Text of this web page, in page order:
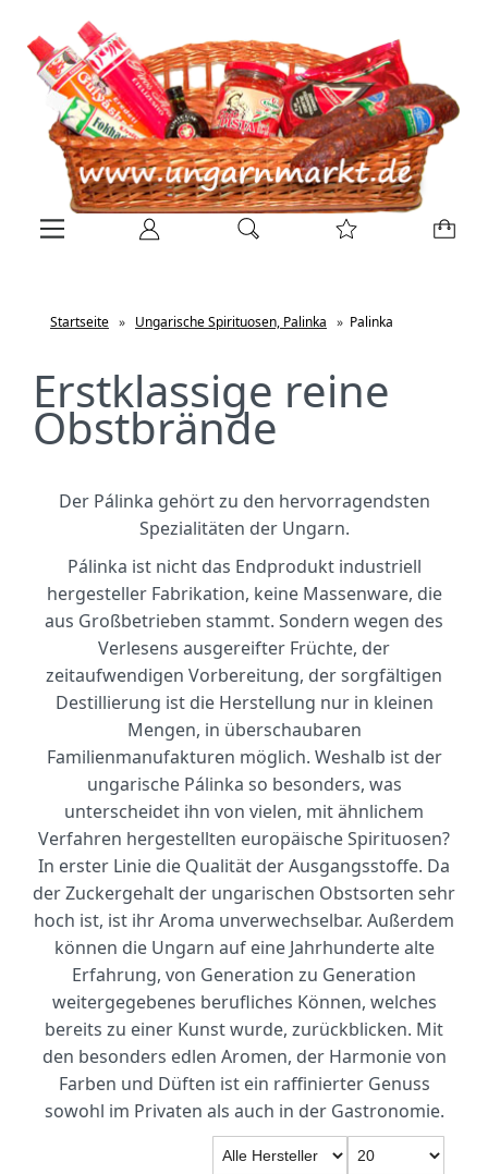
Startseite » Ungarische Spirituosen, Palinka » Palinka
Erstklassige reine
Obstbrände
Der Pálinka gehört zu den hervorragendsten
Spezialitäten der Ungarn.
Pálinka ist nicht das Endprodukt industriell
hergesteller Fabrikation, keine Massenware, die
aus Großbetrieben stammt. Sondern wegen des
Verlesens ausgereifter Früchte, der
zeitaufwendigen Vorbereitung, der sorgfältigen
Destillierung ist die Herstellung nur in kleinen
Mengen, in überschaubaren
Familienmanufakturen möglich. Weshalb ist der
ungarische Pálinka so besonders, was
unterscheidet ihn von vielen, mit ähnlichem
Verfahren hergestellten europäische Spirituosen?
In erster Linie die Qualität der Ausgangsstoffe. Da
der Zuckergehalt der ungarischen Obstsorten sehr
hoch ist, ist ihr Aroma unverwechselbar. Außerdem
können die Ungarn auf eine Jahrhunderte alte
Erfahrung, von Generation zu Generation
weitergegebenes berufliches Können, welches
bereits zu einer Kunst wurde, zurückblicken. Mit
den besonders edlen Aromen, der Harmonie von
Farben und Düften ist ein raffinierter Genuss
sowohl im Privaten als auch in der Gastronomie.